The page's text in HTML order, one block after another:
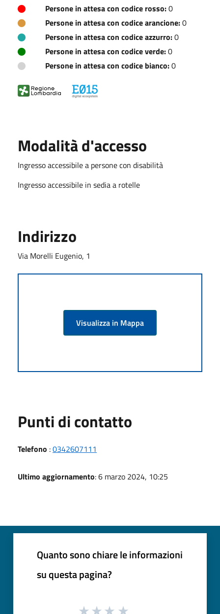
Persone in attesa con codice rosso:0
Persone in attesa con codice arancione:0
Persone in attesa con codice azzurro:0
Persone in attesa con codice verde:0
Persone in attesa con codice bianco:0
Modalità d'accesso
Ingresso accessibile a persone con disabilità
Ingresso accessibile in sedia a rotelle
Indirizzo
Via Morelli Eugenio, 1
Visualizza in Mappa
Punti di contatto
Telefono :0342607111
Ultimo aggiornamento: 6 marzo 2024, 10:25
Quanto sono chiare le informazioni
su questa pagina?